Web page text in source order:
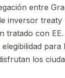
entre
inversor treaty
tratado con
para
los